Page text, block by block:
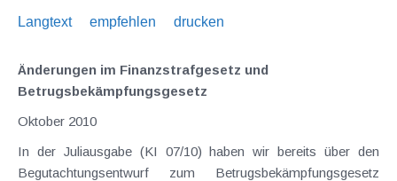
Langtext
empfehlen drucken
Änderungen im Finanzstrafgesetz und
Betrugsbekämpfungsgesetz
Oktober 2010
In der Juliausgabe (KI 07/10) haben wir bereits über den
Begutachtungsentwurf zum Betrugsbekämpfungsgesetz